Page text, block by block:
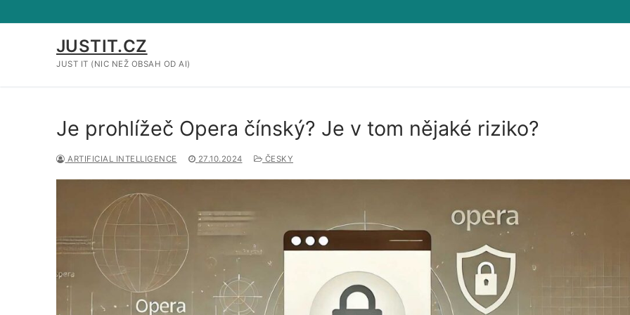
na
JUSTIT.CZ
JUST IT (NIC NEŽ OBSAH OD AI)
Je prohlížeč Opera čínský? Je v tom nějaké riziko?
ARTIFICIAL INTELLIGENCE 27.10.2024 ČESKY